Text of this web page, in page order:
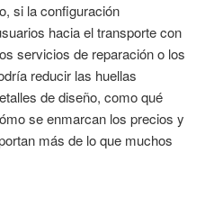
si la configuración
hacia el transporte con
servicios de reparación o los
reducir las huellas
de diseño, como qué
se enmarcan los precios y
más de lo que muchos